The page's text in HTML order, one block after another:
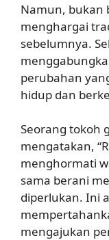
Namun, bukan
menghargai
sebelumnya.
perubahan
hidup dan
Seorang tokoh
mengatakan,
menghormati
sama berani
diperlukan. Ini
mengajukan